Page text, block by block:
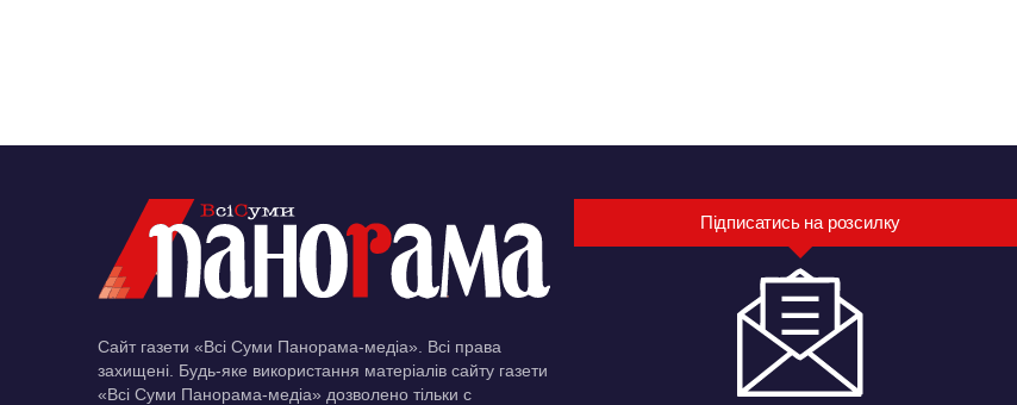
Сайт газети «Всі Суми Панорама-медіа». Всі права
захищені. Будь-яке використання матеріалів сайту газети
«Всі Суми Панорама-медіа» дозволено тільки c
Підписатись на розсилку